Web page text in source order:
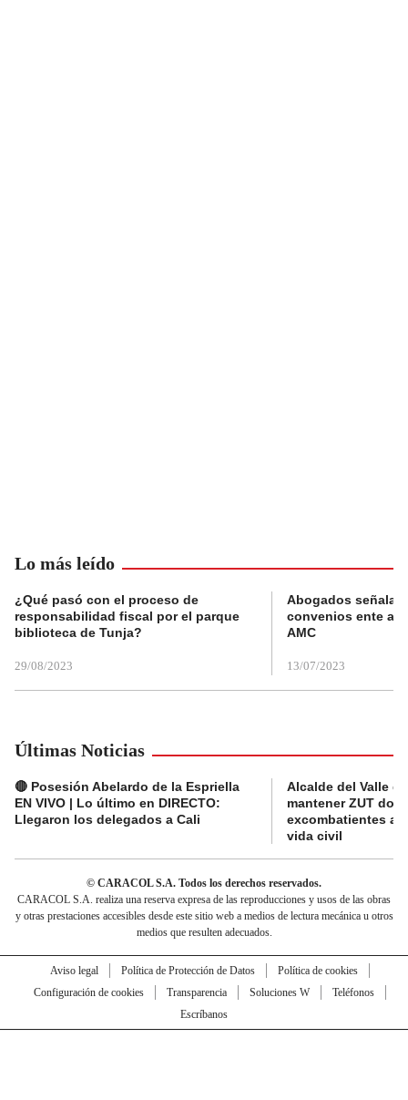
Lo más leído
¿Qué pasó con el proceso de
responsabilidad fiscal por el parque
biblioteca de Tunja?
29/08/2023
Abogados
convenios ente
AMC
13/07/2023
Últimas Noticias
🔴 Posesión Abelardo de la Espriella
EN VIVO | Lo último en DIRECTO:
Llegaron los delegados a Cali
Alcalde del Valle
mantener ZUT
excombatientes
vida civil
© CARACOL S.A. Todos los derechos reservados.
CARACOL S.A. realiza una reserva expresa de las reproducciones y usos de las obras
y otras prestaciones accesibles desde este sitio web a medios de lectura mecánica u otros
medios que resulten adecuados.
Aviso legal Política de Protección de Datos
Política de cookies
Configuración de cookies
Transparencia Soluciones W
Teléfonos
Escríbanos